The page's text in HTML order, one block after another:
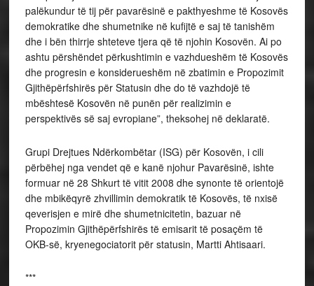
palëkundur të tij për pavarësinë e pakthyeshme të Kosovës
demokratike dhe shumetnike në kufijtë e saj të tanishëm
dhe i bën thirrje shteteve tjera që të njohin Kosovën. Ai po
ashtu përshëndet përkushtimin e vazhdueshëm të Kosovës
dhe progresin e konsiderueshëm në zbatimin e Propozimit
Gjithëpërfshirës për Statusin dhe do të vazhdojë të
mbështesë Kosovën në punën për realizimin e
perspektivës së saj evropiane”, theksohej në deklaratë.
Grupi Drejtues Ndërkombëtar (ISG) për Kosovën, i cili
përbëhej nga vendet që e kanë njohur Pavarësinë, ishte
formuar në 28 Shkurt të vitit 2008 dhe synonte të orientojë
dhe mbikëqyrë zhvillimin demokratik të Kosovës, të nxisë
qeverisjen e mirë dhe shumetnicitetin, bazuar në
Propozimin Gjithëpërfshirës të emisarit të posaçëm të
OKB-së, kryenegociatorit për statusin, Martti Ahtisaari.
***